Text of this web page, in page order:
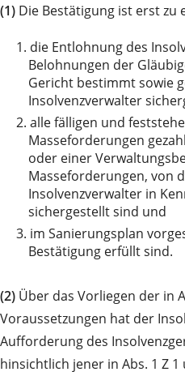
(1) Die Bestätigung ist erst zu
1. die Entlohnung des
Belohnungen der
Gericht bestimmt sowie
Insolvenzverwalter
2. alle fälligen und
Masseforderungen
oder einer
Masseforderungen, von
Insolvenzverwalter in
sichergestellt sind und
3. im Sanierungsplan
Bestätigung erfüllt sind.
(2) Über das Vorliegen der in
Voraussetzungen hat der
Aufforderung des
hinsichtlich jener in Abs. 1 Z